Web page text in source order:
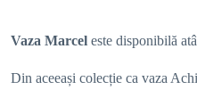
Vaza Marcel este disponibilă
Din aceeași colecție ca vaza